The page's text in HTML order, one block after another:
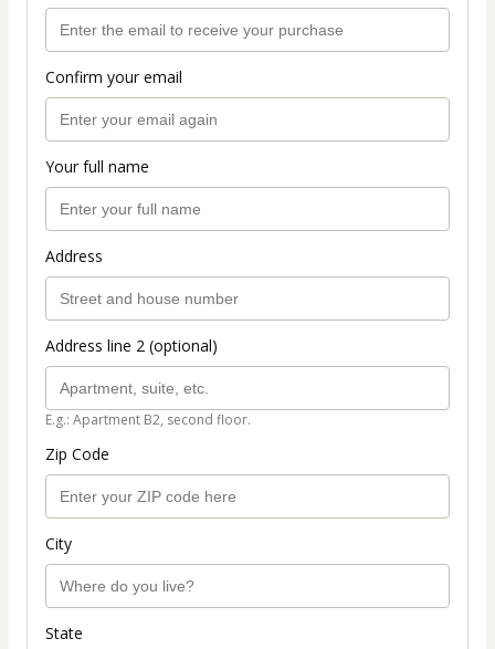
Confirm your email
Your full name
Address
Address line 2 (optional)
E.g.: Apartment B2, second floor.
Zip Code
City
State